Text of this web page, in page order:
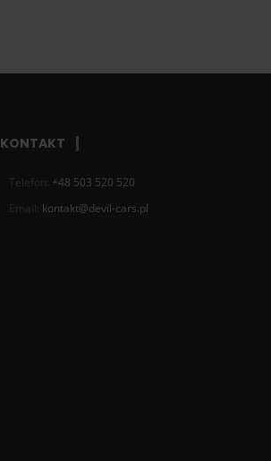
KONTAKT
Telefon: +48 503 520 520
Email: kontakt@devil-cars.pl